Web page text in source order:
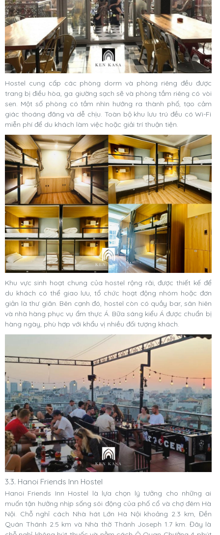
Hostel cung cấp các phòng dorm và phòng riêng đều được
trang bị điều hòa, ga giường sạch sẽ và phòng tắm riêng có vòi
sen. Một số phòng có tầm nhìn hướng ra thành phố, tạo cảm
giác thoáng đãng và dễ chịu. Toàn bộ khu lưu trú đều có Wi-Fi
miễn phí để du khách làm việc hoặc giải trí thuận tiện.
Khu vực sinh hoạt chung của hostel rộng rãi, được thiết kế để
du khách có thể giao lưu, tổ chức hoạt động nhóm hoặc đơn
giản là thư giãn. Bên cạnh đó, hostel còn có quầy bar, sân hiên
và nhà hàng phục vụ ẩm thực Á. Bữa sáng kiểu Á được chuẩn bị
hàng ngày, phù hợp với khẩu vị nhiều đối tượng khách.
3.3. Hanoi Friends Inn Hostel
Hanoi Friends Inn Hostel là lựa chọn lý tưởng cho những ai
muốn tận hưởng nhịp sống sôi động của phố cổ và chợ đêm Hà
Nội. Chỗ nghỉ cách Nhà hát Lớn Hà Nội khoảng 2.3 km, Đền
Quán Thánh 2.5 km và Nhà thờ Thánh Joseph 1.7 km. Đây là